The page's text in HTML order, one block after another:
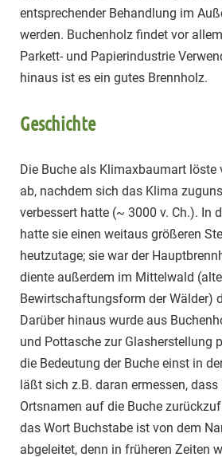
entsprechender Behandlung im
werden. Buchenholz findet vor
Parkett- und Papierindustrie
hinaus ist es ein gutes Brennholz.
Geschichte
Die Buche als Klimaxbaumart löste
ab, nachdem sich das Klima
verbessert hatte (~ 3000 v. Ch.). In
hatte sie einen weitaus größeren
heutzutage; sie war der
diente außerdem im Mittelwald (alte
Bewirtschaftungsform der Wälder)
Darüber hinaus wurde aus
und Pottasche zur Glasherstellung
die Bedeutung der Buche einst in
läßt sich z.B. daran ermessen,
Ortsnamen auf die Buche
das Wort Buchstabe ist von dem
abgeleitet, denn in früheren Zeiten